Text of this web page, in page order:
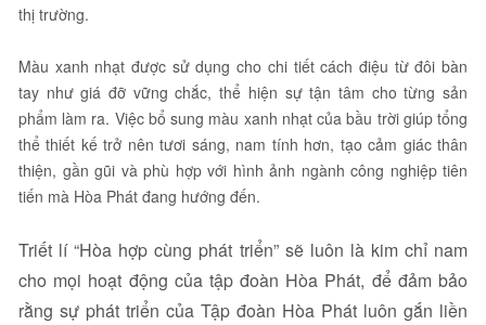
thị trường.
Màu xanh nhạt được sử dụng cho chi tiết cách điệu từ đôi bàn
tay như giá đỡ vững chắc, thể hiện sự tận tâm cho từng sản
phẩm làm ra. Việc bổ sung màu xanh nhạt của bầu trời giúp tổng
thể thiết kế trở nên tươi sáng, nam tính hơn, tạo cảm giác thân
thiện, gần gũi và phù hợp với hình ảnh ngành công nghiệp tiên
tiến mà Hòa Phát đang hướng đến.
Triết lí “Hòa hợp cùng phát triển” sẽ luôn là kim chỉ nam
cho mọi hoạt động của tập đoàn Hòa Phát, để đảm bảo
rằng sự phát triển của Tập đoàn Hòa Phát luôn gắn liền